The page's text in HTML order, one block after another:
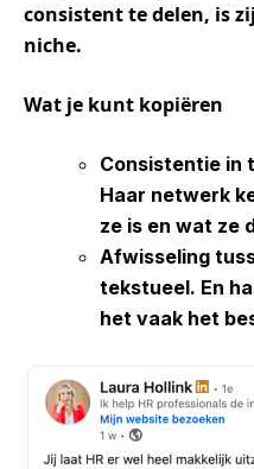
consistent te delen, is
niche.
Wat je kunt kopiëren
Consistentie in
Haar netwerk
ze is en wat ze
Afwisseling
tekstueel. En
het vaak het